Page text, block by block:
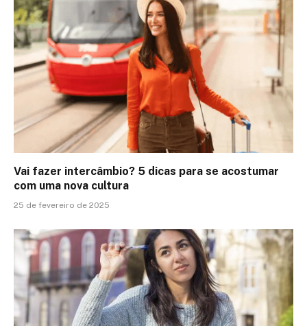
Vai fazer intercâmbio? 5 dicas para se acostumar
com uma nova cultura
25 de fevereiro de 2025